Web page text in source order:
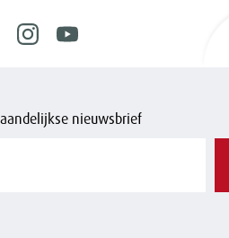
InstagramYoutube
nieuwsbrief